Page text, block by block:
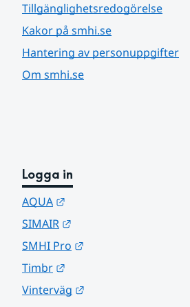
Tillgänglighetsredogörelse
Kakor på smhi.se
Hantering av personuppgifter
Om smhi.se
Logga in
AQUA
SIMAIR
SMHI Pro
Timbr
Vinterväg